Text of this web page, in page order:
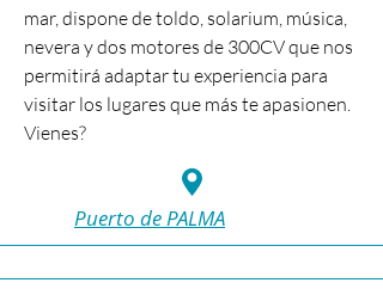
mar, dispone de toldo, solarium, música,
nevera y dos motores de 300CV que nos
permitirá adaptar tu experiencia para
visitar los lugares que más te apasionen.
Vienes?
Puerto de PALMA